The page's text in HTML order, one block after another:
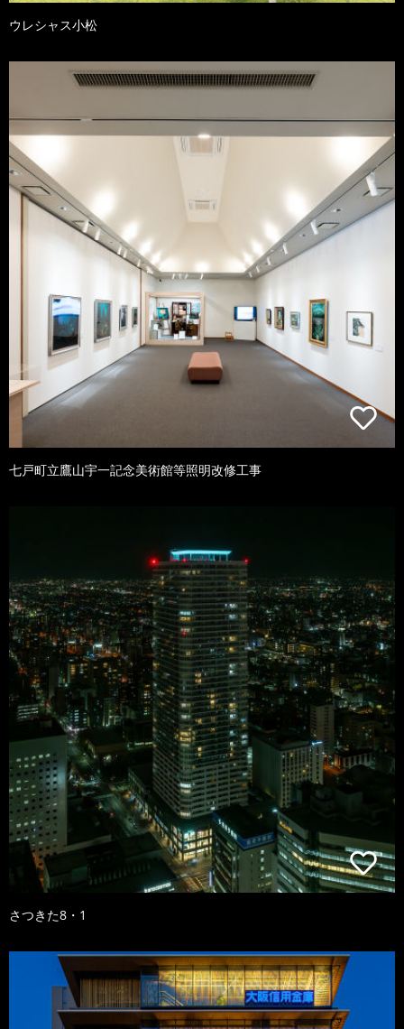
ウレシャス小松
七戸町立鷹山宇一記念美術館等照明改修工事
さつきた8・1